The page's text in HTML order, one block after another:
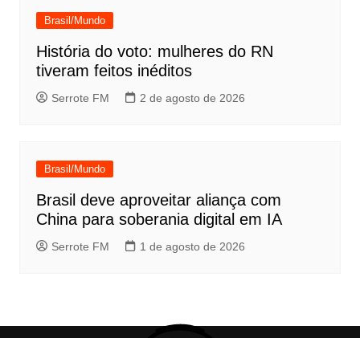
Brasil/Mundo
História do voto: mulheres do RN
tiveram feitos inéditos
Serrote FM 2 de agosto de 2026
Brasil/Mundo
Brasil deve aproveitar aliança com
China para soberania digital em IA
Serrote FM 1 de agosto de 2026